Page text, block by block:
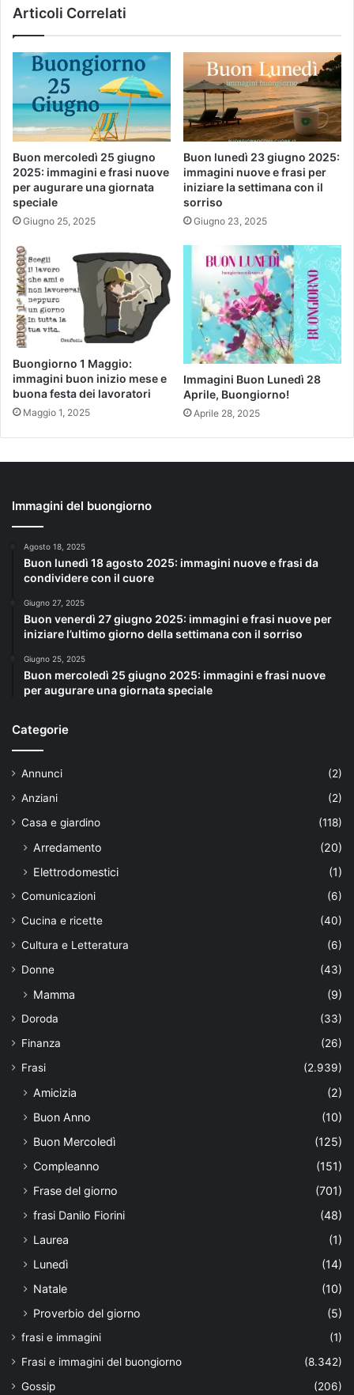
Articoli Correlati
Buon mercoledì 25 giugno
2025: immagini e frasi nuove
per augurare una giornata
speciale
Giugno 25, 2025
Buon lunedì 23 giugno 2025:
immagini nuove e frasi per
iniziare la settimana con il
sorriso
Giugno 23, 2025
Buongiorno 1 Maggio:
immagini buon inizio mese e
buona festa dei lavoratori
Maggio 1, 2025
Immagini Buon Lunedì 28
Aprile, Buongiorno!
Aprile 28, 2025
Immagini del buongiorno
Agosto 18, 2025
Buon lunedì 18 agosto 2025: immagini nuove e frasi da
condividere con il cuore
Giugno 27, 2025
Buon venerdì 27 giugno 2025: immagini e frasi nuove per
iniziare l’ultimo giorno della settimana con il sorriso
Giugno 25, 2025
Buon mercoledì 25 giugno 2025: immagini e frasi nuove
per augurare una giornata speciale
Categorie
Annunci
(2)
Anziani
(2)
Casa e giardino
(118)
Arredamento
(20)
Elettrodomestici
(1)
Comunicazioni
(6)
Cucina e ricette
(40)
Cultura e Letteratura
(6)
Donne
(43)
Mamma (9)
Doroda
(33)
Finanza
(26)
Frasi
(2.939)
Amicizia
(2)
Buon Anno
(10)
Buon Mercoledì
(125)
Compleanno
(151)
Frase del giorno
(701)
frasi Danilo Fiorini
(48)
Laurea
(1)
Lunedì
(14)
Natale
(10)
Proverbio del giorno
(5)
frasi e immagini
(1)
Frasi e immagini del buongiorno
(8.342)
Gossip
(206)